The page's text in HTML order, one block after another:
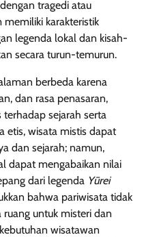
tragedi atau
memiliki karakteristik
legenda lokal dan kisah-
secara turun-temurun.
berbeda karena
dan rasa penasaran,
sejarah serta
etis, wisata mistis dapat
dan sejarah; namun,
dapat mengabaikan nilai
dari legenda Yūrei
bahwa pariwisata tidak
untuk misteri dan
wisatawan